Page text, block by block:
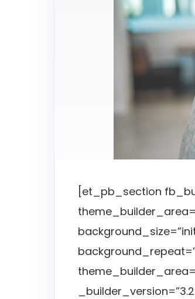
[et_pb_section